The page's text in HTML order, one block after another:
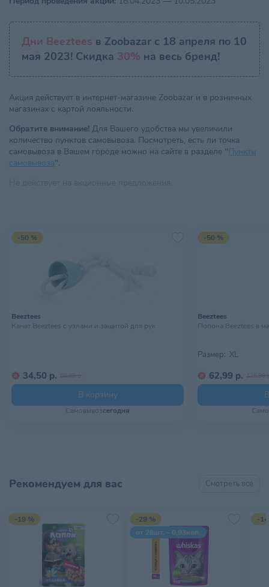
Дни Beeztees в Zoobazar с 18 апреля по 10
мая 2023! Скидка 30% на весь бренд!
Акция действует в интернет-магазине Zoobazar и в розничных
магазинах с картой лояльности.
Обратите внимание! Для Вашего удобства мы увеличили
количество пунктов самовывоза. Посмотреть, есть ли точка
самовывоза в Вашем городе можно на сайте в разделе "Пункты
самовывоза".
-50 %
Beeztees
Канат Beeztees с узлами и защитой для рук
34,50 р. 68,99 р.
В корзину
Самовывозсегодня
-50 %
Beeztees
Попона Beeztees в
Размер: XL
62,99 р. 125,99
Рекомендуем для вас Смотреть все
-19 %
-29 %
от 28шт. – 0,93коп.
-